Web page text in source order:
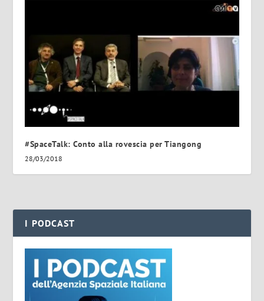
#SpaceTalk: Conto alla rovescia per Tiangong
28/03/2018
I PODCAST